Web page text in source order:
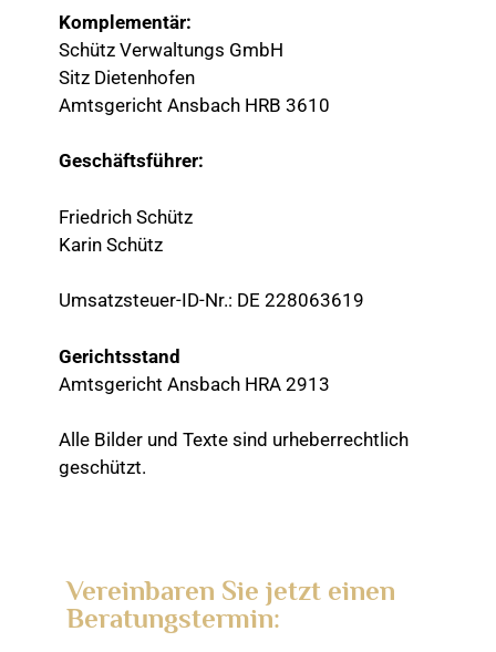
Komplementär:
Schütz Verwaltungs GmbH
Sitz Dietenhofen
Amtsgericht Ansbach HRB 3610
Geschäftsführer:
Friedrich Schütz
Karin Schütz
Umsatzsteuer-ID-Nr.: DE 228063619
Gerichtsstand
Amtsgericht Ansbach HRA 2913
Alle Bilder und Texte sind urheberrechtlich
geschützt.
Vereinbaren Sie jetzt einen
Beratungstermin: